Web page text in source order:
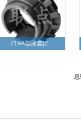
Z19A型胀套|Z